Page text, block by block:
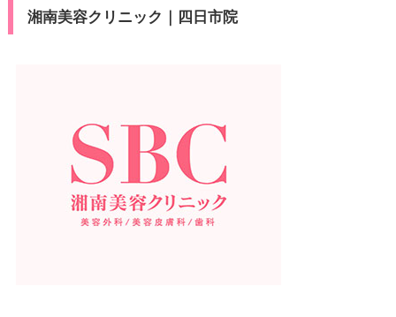
湘南美容クリニック｜四日市院